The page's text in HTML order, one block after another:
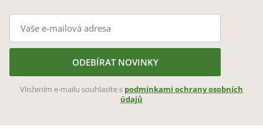
ODEBÍRAT NOVINKY
Vložením e-mailu souhlasíte s podmínkami ochrany osobních
údajů